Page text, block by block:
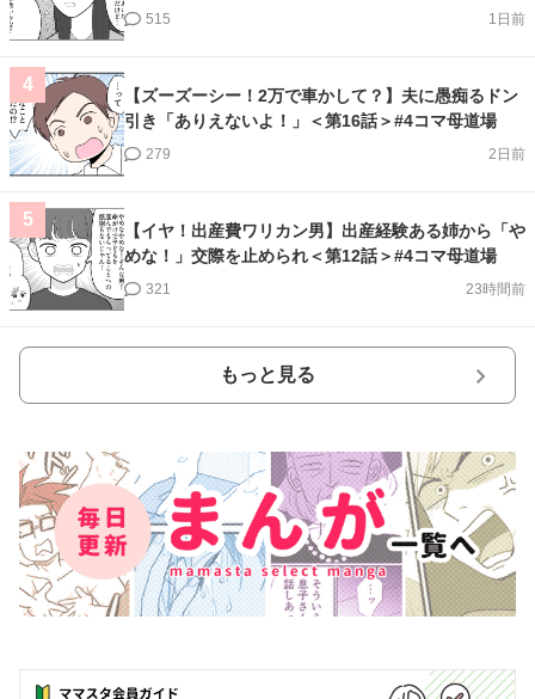
1日前
515
4
【ズーズーシー！2万で車かして？】夫に愚痴るドン
引き「ありえないよ！」＜第16話＞#4コマ母道場
2日前
279
5
【イヤ！出産費ワリカン男】出産経験ある姉から「や
めな！」交際を止められ＜第12話＞#4コマ母道場
23時間前
321
もっと見る